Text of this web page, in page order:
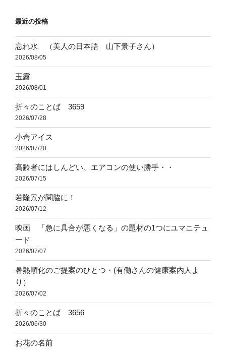
ン
最近の投稿
忘れ水 （美人の日本語 山下景子さん）
2026/08/05
玉露
2026/08/01
折々のことば 3659
2026/07/28
小倉アイス
2026/07/20
高齢者にはしんどい、エアコンの使い勝手・・
2026/07/15
若隆景が関脇に！
2026/07/12
映画 「急に具合が悪くなる」の題材の1つにユマニテュ
ード
2026/07/07
暑熱順化のご提案のひとつ・(有働さんの健康案内人よ
り）
2026/07/02
折々のことば 3656
2026/06/30
お花の名前